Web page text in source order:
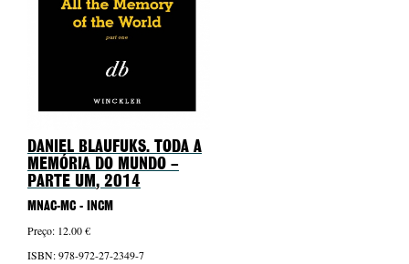
DANIEL BLAUFUKS. TODA A
MEMÓRIA DO MUNDO –
PARTE UM, 2014
MNAC-MC - INCM
Preço: 12.00 €
ISBN: 978-972-27-2349-7